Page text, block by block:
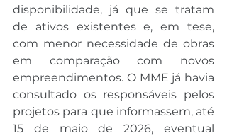
disponibilidade, já que se tratam
de ativos existentes e, em tese,
com menor necessidade de obras
em comparação com novos
empreendimentos. O MME já havia
consultado os responsáveis pelos
projetos para que informassem, até
15 de maio de 2026, eventual